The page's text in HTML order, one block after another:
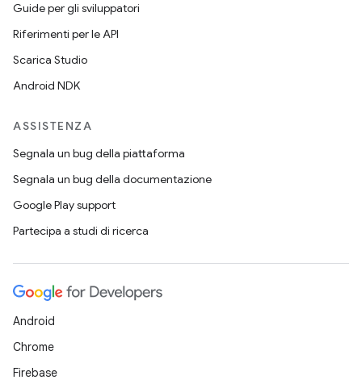
Guide per gli sviluppatori
Riferimenti per le API
Scarica Studio
Android NDK
ASSISTENZA
Segnala un bug della piattaforma
Segnala un bug della documentazione
Google Play support
Partecipa a studi di ricerca
Android
Chrome
Firebase